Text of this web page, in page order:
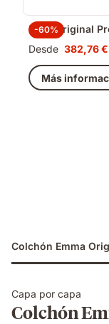
-60%
Pack Original
Desde Precio
382,76 €
382,76 €
Más
Colchón Emma
Capa por capa
Colchón